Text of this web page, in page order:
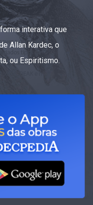
interativa que
Allan Kardec, o
ou Espiritismo.